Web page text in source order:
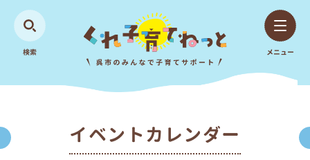
検索 メニュー
イベントカレンダー